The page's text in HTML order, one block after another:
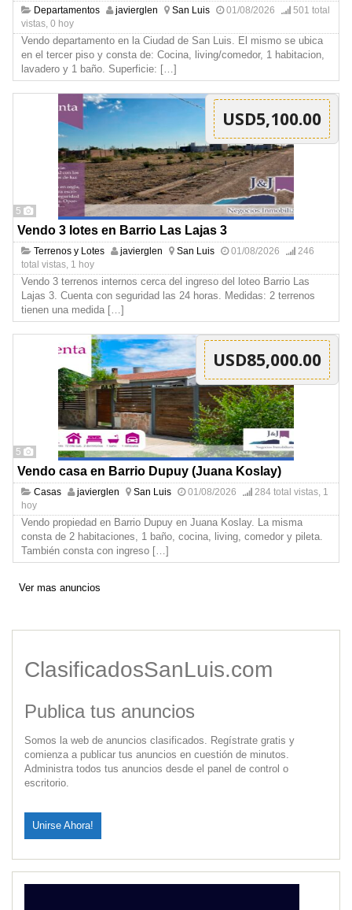
Departamentos javierglen San Luis 01/08/2026
501 total
vistas, 0 hoy
Vendo departamento en la Ciudad de San Luis. El mismo se ubica
en el tercer piso y consta de: Cocina, living/comedor, 1 habitacion,
lavadero y 1 baño. Superficie: […]
5
USD5,100.00
Vendo 3 lotes en Barrio Las Lajas 3
Terrenos y Lotes javierglen San Luis 01/08/2026
246
total vistas, 1 hoy
Vendo 3 terrenos internos cerca del ingreso del loteo Barrio Las
Lajas 3. Cuenta con seguridad las 24 horas. Medidas: 2 terrenos
tienen una medida […]
5
USD85,000.00
Vendo casa en Barrio Dupuy (Juana Koslay)
Casas javierglen San Luis 01/08/2026
284 total vistas, 1
hoy
Vendo propiedad en Barrio Dupuy en Juana Koslay. La misma
consta de 2 habitaciones, 1 baño, cocina, living, comedor y pileta.
También consta con ingreso […]
Ver mas anuncios
ClasificadosSanLuis.com
Publica tus anuncios
Somos la web de anuncios clasificados. Regístrate gratis y
comienza a publicar tus anuncios en cuestión de minutos.
Administra todos tus anuncios desde el panel de control o
escritorio.
Unirse Ahora!